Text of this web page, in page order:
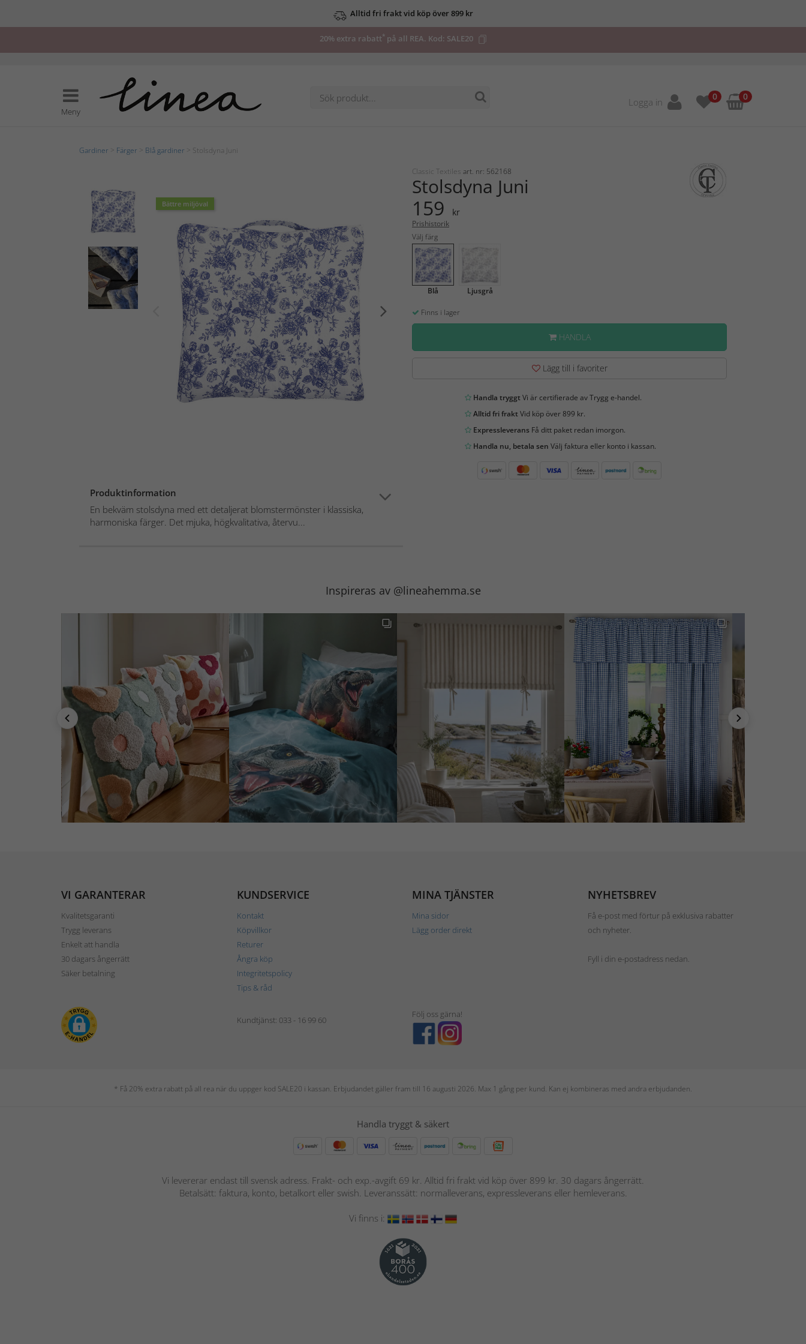
Alltid fri frakt vid köp över 899 kr
20% extra rabatt*på all REA. Kod: SALE20
Meny
Logga in 0 0
Gardiner Färger Blå gardiner > Stolsdyna Juni
Bättre miljöval
Produktinformation
En bekväm stolsdyna med ett detaljerat blomstermönster i klassiska,
harmoniska färger. Det mjuka, högkvalitativa, återvu...
Classic Textiles art. nr: 562168
Stolsdyna Juni
159 kr
Prishistorik
Välj färg
Blå Ljusgrå
Finns i lager
HANDLA
Lägg till i favoriter
Handla tryggtVi är certifierade av Trygg e-handel.
Alltid fri fraktVid köp över 899 kr.
ExpressleveransFå ditt paket redan imorgon.
Handla nu, betala sen Välj faktura eller konto i kassan.
Inspireras av @lineahemma.se
VI GARANTERAR
Kvalitetsgaranti
Trygg leverans
Enkelt att handla
30 dagars ångerrätt
Säker betalning
KUNDSERVICE
Kontakt
Köpvillkor
Returer
Ångra köp
Integritetspolicy
Tips & råd
MINA TJÄNSTER
Mina sidor
Lägg order direkt
NYHETSBREV
Få e-post med förtur på exklusiva rabatter
och nyheter.
Fyll i din e-postadress nedan.
Kundtjänst: 033 - 16 99 60
Följ oss gärna!
* Få 20% extra rabatt på all rea när du uppger kod SALE20 i kassan. Erbjudandet gäller fram till 16 augusti 2026. Max 1 gång per kund. Kan ej kombineras med andra erbjudanden.
Handla tryggt & säkert
Vi levererar endast till svensk adress. Frakt- och exp.-avgift 69 kr. Alltid fri frakt vid köp över 899 kr. 30 dagars ångerrätt.
Betalsätt: faktura, konto, betalkort eller swish. Leveranssätt: normalleverans, expressleverans eller hemleverans.
Vi finns i: